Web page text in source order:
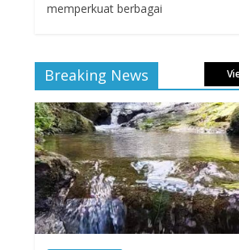
memperkuat berbagai
Breaking News